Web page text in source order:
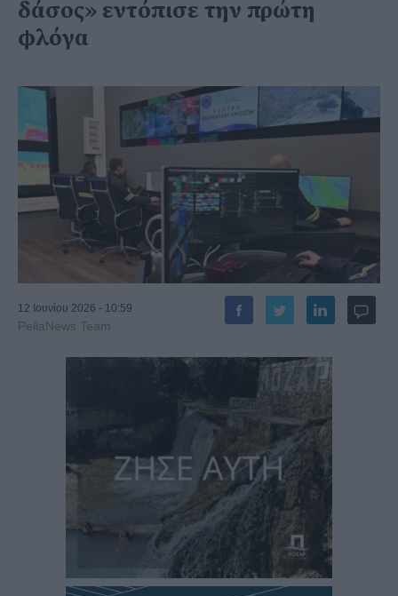
δάσος» εντόπισε την πρώτη
φλόγα
12 Ιουνίου 2026 - 10:59
PellaNews Team